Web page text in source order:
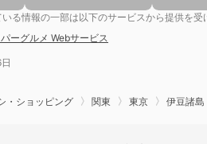
る情報の一部は以下のサービスから提供を受
ーグルメ Webサービス
・ショッピング 関東 東京 伊豆諸島